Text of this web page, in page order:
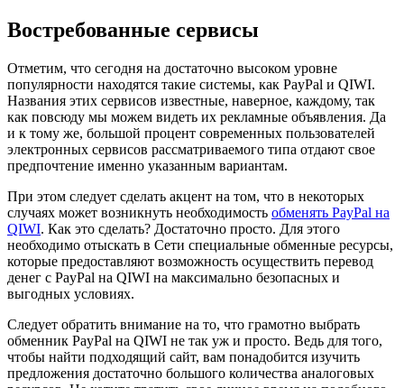
Востребованные сервисы
Отметим, что сегодня на достаточно высоком уровне
популярности находятся такие системы, как PayPal и QIWI.
Названия этих сервисов известные, наверное, каждому, так
как повсюду мы можем видеть их рекламные объявления. Да
и к тому же, большой процент современных пользователей
электронных сервисов рассматриваемого типа отдают свое
предпочтение именно указанным вариантам.
При этом следует сделать акцент на том, что в некоторых
случаях может возникнуть необходимость обменять PayPal на
QIWI. Как это сделать? Достаточно просто. Для этого
необходимо отыскать в Сети специальные обменные ресурсы,
которые предоставляют возможность осуществить перевод
денег с PayPal на QIWI на максимально безопасных и
выгодных условиях.
Следует обратить внимание на то, что грамотно выбрать
обменник PayPal на QIWI не так уж и просто. Ведь для того,
чтобы найти подходящий сайт, вам понадобится изучить
предложения достаточно большого количества аналоговых